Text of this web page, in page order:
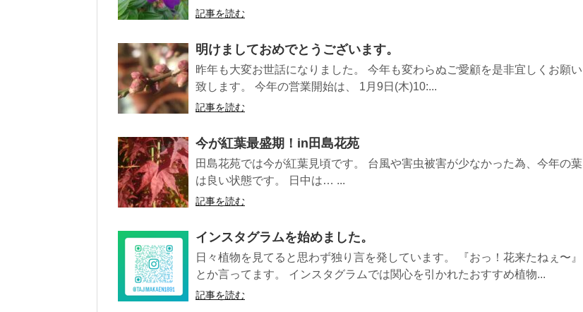
記事を読む
明けましておめでとうございます。
昨年も大変お世話になりました。 今年も変わらぬご愛顧を是非宜しくお願い
致します。 今年の営業開始は、 1月9日(木)10:...
記事を読む
今が紅葉最盛期！in田島花苑
田島花苑では今が紅葉見頃です。 台風や害虫被害が少なかった為、今年の葉
は良い状態です。 日中は… ...
記事を読む
インスタグラムを始めました。
日々植物を見てると思わず独り言を発しています。 『おっ！花来たねぇ〜』
とか言ってます。 インスタグラムでは関心を引かれたおすすめ植物...
記事を読む